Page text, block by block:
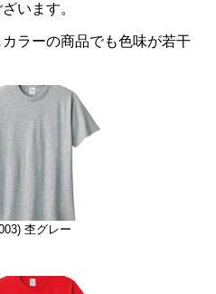
います。
ラーの商品でも色味が若干
杢グレー